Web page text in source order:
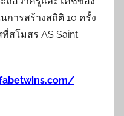
การสร้างสถิติ 10 ครั้ง
สโมสร AS Saint-